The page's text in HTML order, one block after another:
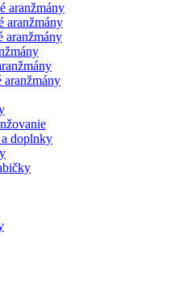
aranžmány
aranžmány
aranžmány
aranžmány
doplnky